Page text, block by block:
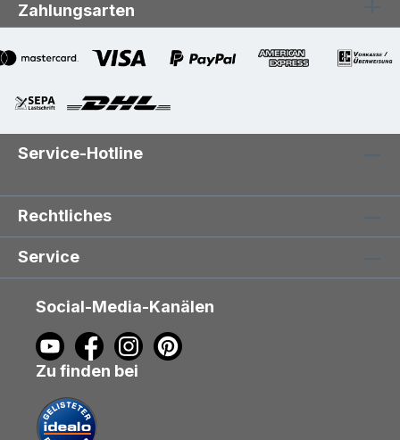
Zahlungsarten
Service-Hotline
Rechtliches
Service
Social-Media-Kanälen
Zu finden bei